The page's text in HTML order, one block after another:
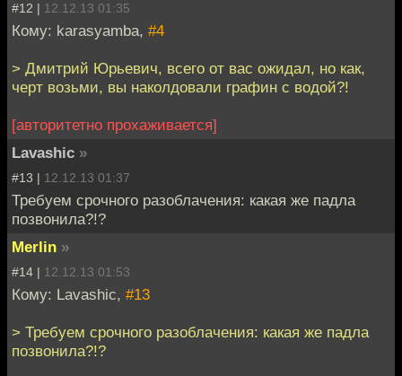
#12 | 12.12.13 01:35
Кому: karasyamba, #4
> Дмитрий Юрьевич, всего от вас ожидал, но как,
черт возьми, вы наколдовали графин с водой?!
[авторитетно прохаживается]
Lavashic »
#13 | 12.12.13 01:37
Требуем срочного разоблачения: какая же падла
позвонила?!?
Merlin »
#14 | 12.12.13 01:53
Кому: Lavashic, #13
> Требуем срочного разоблачения: какая же падла
позвонила?!?